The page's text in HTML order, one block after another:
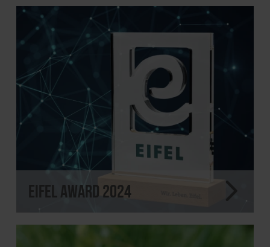
EIFEL Award 2024